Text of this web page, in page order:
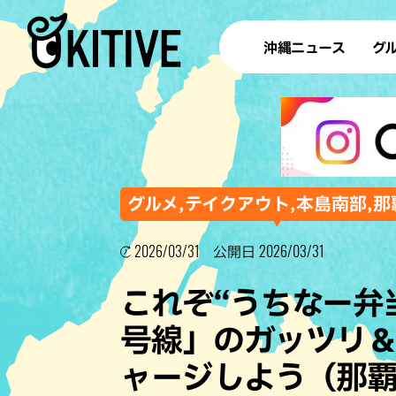
沖縄ニュース グ
ラ
テイ
すし
沖
洋食
ステー
その他
ブッフェ
グルメ,テイクアウト,本島南部,那
2026/03/31 公開日 2026/03/31
これぞ“うちなー
号線」のガッツリ
ャージしよう（那